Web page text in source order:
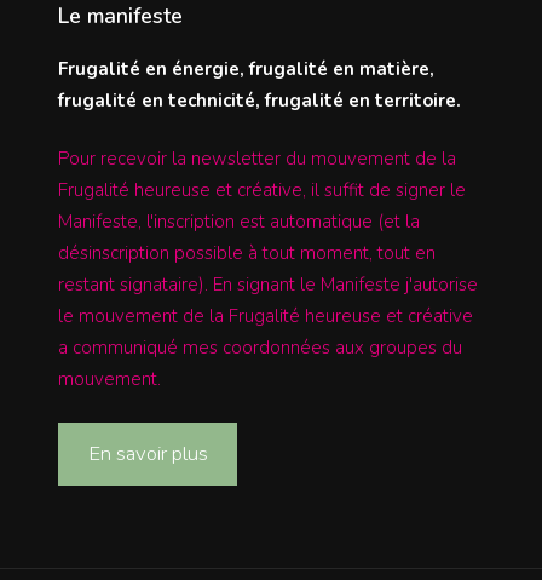
Le manifeste
Frugalité en énergie, frugalité en matière,
frugalité en technicité, frugalité en territoire.
Pour recevoir la newsletter du mouvement de la
Frugalité heureuse et créative, il suffit de signer le
Manifeste, l'inscription est automatique (et la
désinscription possible à tout moment, tout en
restant signataire). En signant le Manifeste j'autorise
le mouvement de la Frugalité heureuse et créative
a communiqué mes coordonnées aux groupes du
mouvement.
En savoir plus